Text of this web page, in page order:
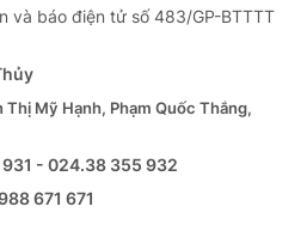
và báo điện tử số 483/GP-BTTTT
Thị Mỹ Hạnh, Phạm Quốc Thắng,
- 024.38 355 932
671 671